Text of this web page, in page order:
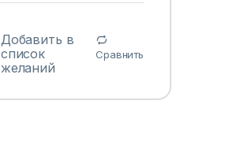
Добавить в
список
желаний
Сравнить